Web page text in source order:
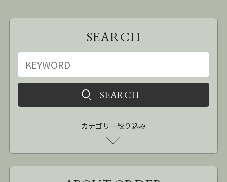
SEARCH
カテゴリー絞り込み